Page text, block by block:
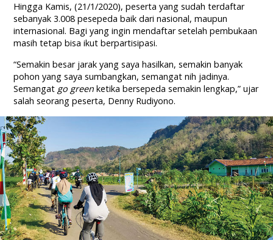
Hingga Kamis, (21/1/2020), peserta yang sudah terdaftar
sebanyak 3.008 pesepeda baik dari nasional, maupun
internasional. Bagi yang ingin mendaftar setelah pembukaan
masih tetap bisa ikut berpartisipasi.
“Semakin besar jarak yang saya hasilkan, semakin banyak
pohon yang saya sumbangkan, semangat nih jadinya.
Semangat go green ketika bersepeda semakin lengkap,” ujar
salah seorang peserta, Denny Rudiyono.